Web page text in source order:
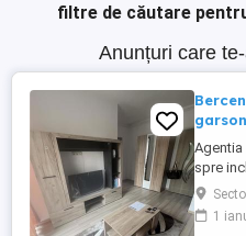
filtre de căutare
Anunțuri care
Agentia
spre
1